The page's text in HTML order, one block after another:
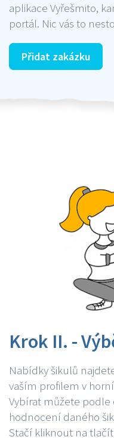
aplikace Vyřešmito,
portál. Nic vás to
Přidat zakázku
Krok II. -
Nabídky šikulů
vaším profilem v
Vybírat můžete
hodnocení daného
Stačí kliknout na